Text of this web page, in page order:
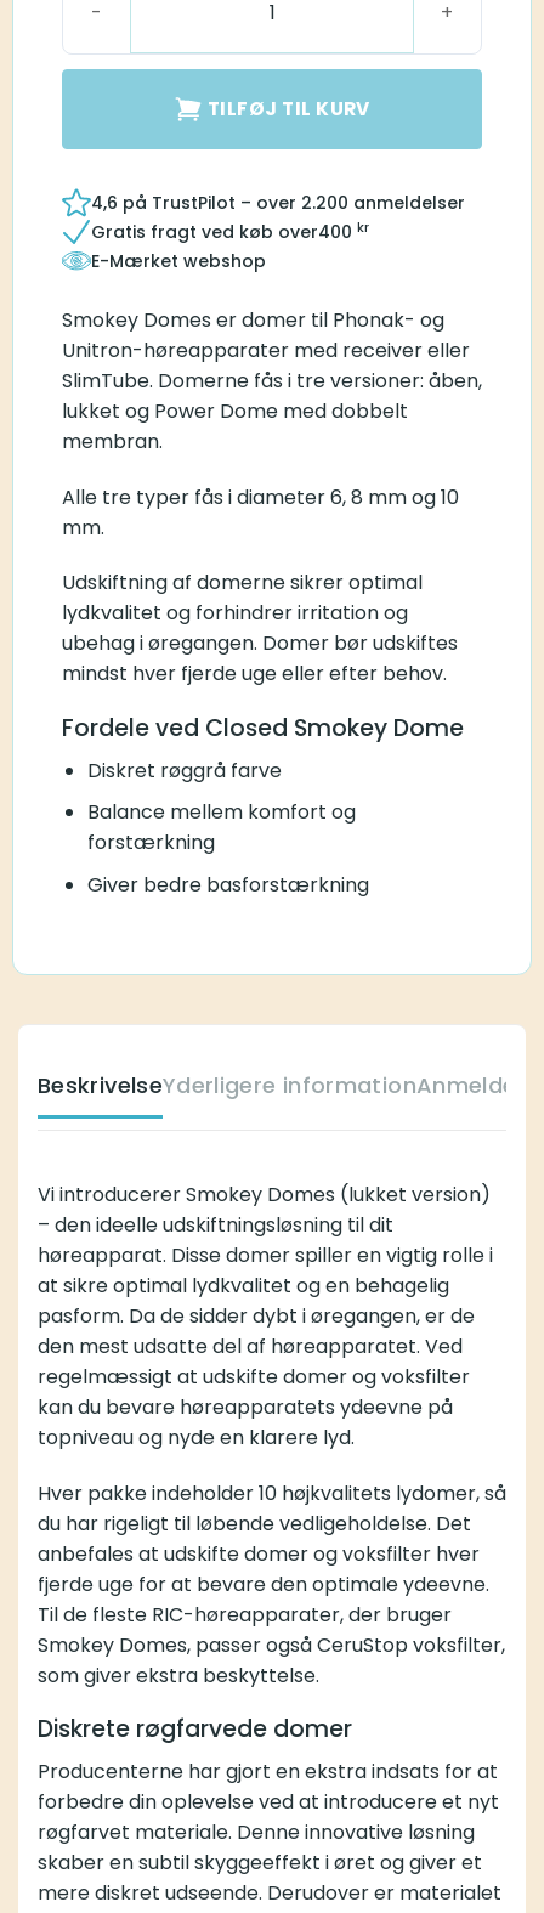
TILFØJ TIL KURV
4,6 på TrustPilot – over 2.200 anmeldelser
Gratis fragt ved køb over400 kr
E-Mærket webshop
Smokey Domes er domer til Phonak- og
Unitron-høreapparater med receiver eller
SlimTube. Domerne fås i tre versioner: åben,
lukket og Power Dome med dobbelt
membran.
Alle tre typer fås i diameter 6, 8 mm og 10
mm.
Udskiftning af domerne sikrer optimal
lydkvalitet og forhindrer irritation og
ubehag i øregangen. Domer bør udskiftes
mindst hver fjerde uge eller efter behov.
Fordele ved Closed Smokey Dome
Diskret røggrå farve
Balance mellem komfort og
forstærkning
Giver bedre basforstærkning
BeskrivelseYderligere information
Vi introducerer Smokey Domes (lukket version)
– den ideelle udskiftningsløsning til dit
høreapparat. Disse domer spiller en vigtig rolle i
at sikre optimal lydkvalitet og en behagelig
pasform. Da de sidder dybt i øregangen, er de
den mest udsatte del af høreapparatet. Ved
regelmæssigt at udskifte domer og voksfilter
kan du bevare høreapparatets ydeevne på
topniveau og nyde en klarere lyd.
Hver pakke indeholder 10 højkvalitets lydomer, så
du har rigeligt til løbende vedligeholdelse. Det
anbefales at udskifte domer og voksfilter hver
fjerde uge for at bevare den optimale ydeevne.
Til de fleste RIC-høreapparater, der bruger
Smokey Domes, passer ogsåCeruStop voksfilter,
som giver ekstra beskyttelse.
Diskrete røgfarvede domer
Producenterne har gjort en ekstra indsats for at
forbedre din oplevelse ved at introducere et nyt
røgfarvet materiale. Denne innovative løsning
skaber en subtil skyggeeffekt i øret og giver et
mere diskret udseende. Derudover er materialet